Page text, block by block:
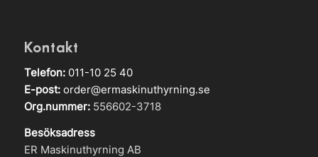
Kontakt
Telefon: 011-10 25 40
E-post: order@ermaskinuthyrning.se
Org.nummer:556602-3718
Besöksadress
ER Maskinuthyrning AB